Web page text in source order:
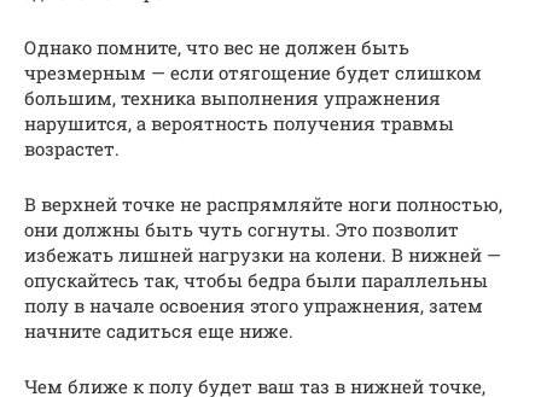
Однако помните, что вес не должен быть
чрезмерным — если отягощение будет слишком
большим, техника выполнения упражнения
нарушится, а вероятность получения травмы
возрастет.
В верхней точке не распрямляйте ноги полностью,
они должны быть чуть согнуты. Это позволит
избежать лишней нагрузки на колени. В нижней —
опускайтесь так, чтобы бедра были параллельны
полу в начале освоения этого упражнения, затем
начните садиться еще ниже.
Чем ближе к полу будет ваш таз в нижней точке,